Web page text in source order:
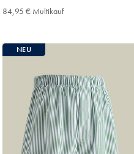
99,95
84,95 € Multikauf84,95
Price
NEU